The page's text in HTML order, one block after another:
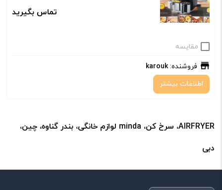
تماس بگیرید
مقایسه
فروشنده:karouk
اطلاعات بیشتر
AIRFRYER، سرخ کن، minda لوازم خانگی، بندر گناوه، چین،
دبی